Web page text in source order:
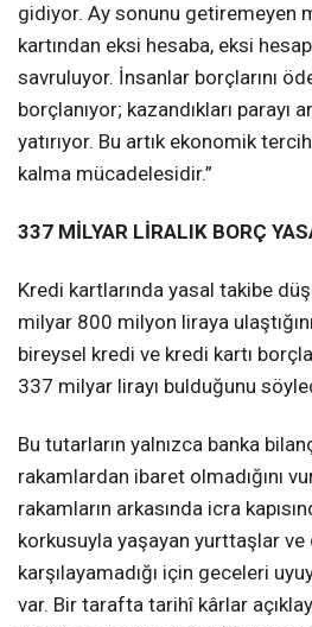
gidiyor. Ay sonunu getiremeyen
kartından eksi hesaba, eksi
savruluyor. İnsanlar borçlarını
borçlanıyor; kazandıkları parayı
yatırıyor. Bu artık ekonomik
kalma mücadelesidir.”
337 MİLYAR LİRALIK BORÇ
Kredi kartlarında yasal takibe
milyar 800 milyon liraya
bireysel kredi ve kredi kartı
337 milyar lirayı bulduğunu
Bu tutarların yalnızca banka
rakamlardan ibaret olmadığını
rakamların arkasında icra
korkusuyla yaşayan yurttaşlar ve
karşılayamadığı için geceleri
var. Bir tarafta tarihî kârlar